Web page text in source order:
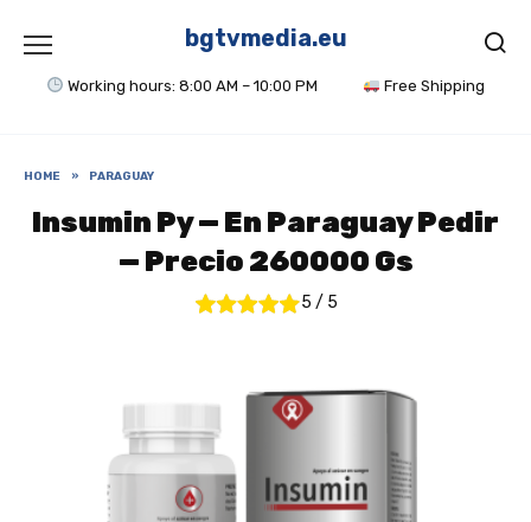
content
bgtvmedia.eu
Working hours: 8:00 AM – 10:00 PM Free Shipping
HOME » PARAGUAY
Insumin Py — En Paraguay Pedir
— Precio 260000 Gs
5 / 5